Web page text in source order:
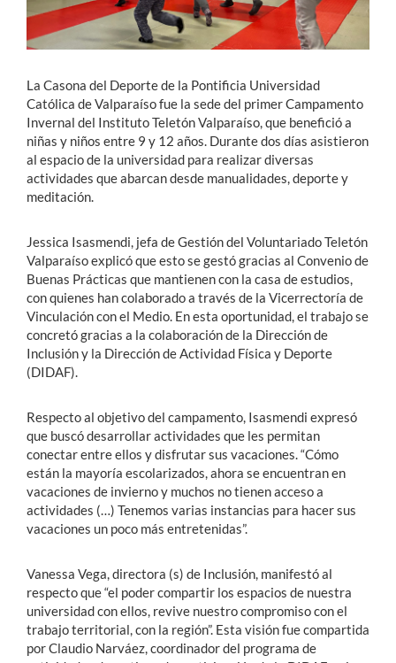
English
La Casona del Deporte de la Pontificia Universidad
Católica de Valparaíso fue la sede del primer Campamento
Invernal del Instituto Teletón Valparaíso, que benefició a
niñas y niños entre 9 y 12 años. Durante dos días asistieron
al espacio de la universidad para realizar diversas
actividades que abarcan desde manualidades, deporte y
meditación.
Jessica Isasmendi, jefa de Gestión del Voluntariado Teletón
Valparaíso explicó que esto se gestó gracias al Convenio de
Buenas Prácticas que mantienen con la casa de estudios,
con quienes han colaborado a través de la Vicerrectoría de
Vinculación con el Medio. En esta oportunidad, el trabajo se
concretó gracias a la colaboración de la Dirección de
Inclusión y la Dirección de Actividad Física y Deporte
(DIDAF).
Respecto al objetivo del campamento, Isasmendi expresó
que buscó desarrollar actividades que les permitan
conectar entre ellos y disfrutar sus vacaciones. “Cómo
están la mayoría escolarizados, ahora se encuentran en
vacaciones de invierno y muchos no tienen acceso a
actividades (…) Tenemos varias instancias para hacer sus
vacaciones un poco más entretenidas”.
Vanessa Vega, directora (s) de Inclusión, manifestó al
respecto que “el poder compartir los espacios de nuestra
universidad con ellos, revive nuestro compromiso con el
trabajo territorial, con la región”. Esta visión fue compartida
por Claudio Narváez, coordinador del programa de